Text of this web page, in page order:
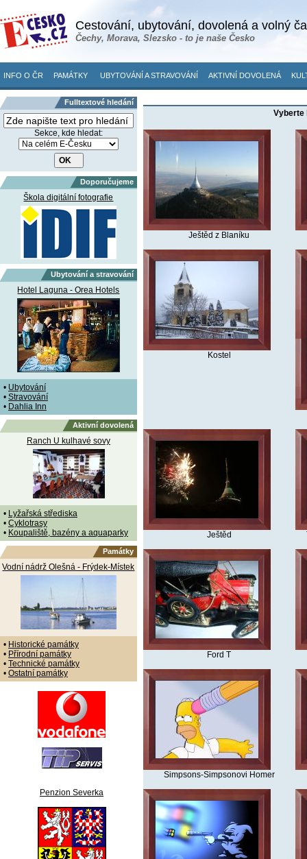
Cestování, ubytování, dovolená a volný
Čechy, Morava, Slezsko - to je naše Česko
INFO O ČR PAMÁTKY UBYTOVÁNÍ A STRAVOVÁNÍ AKTIVNÍ DOVOLENÁ
Fulltextové hledání
Sekce, kde hledat:
Doporučujeme
Škola digitální fotografie
Ubytování a stravování
Hotel Laguna - Orea Hotels
• Ubytování
• Stravování
• Dahlia Inn
Aktivní dovolená
Ranch U kulhavé sovy
• Lyžařská střediska
• Cyklotrasy
• Koupaliště, bazény a aquaparky
Památky
Vodní nádrž Olešná - Frýdek-Místek
• Historické památky
• Přírodní památky
• Technické památky
• Ostatní památky
Penzion Severka
Vyberte
Ještěd z Blaníku
Kostel
Ještěd
Ford T
Simpsons-Simpsonovi Homer